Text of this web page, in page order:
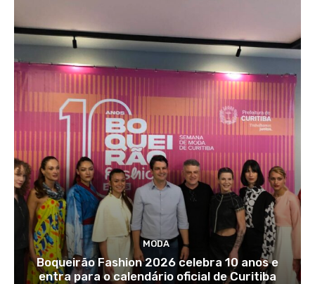
MODA
Boqueirão Fashion 2026 celebra 10 anos e
entra para o calendário oficial de Curitiba